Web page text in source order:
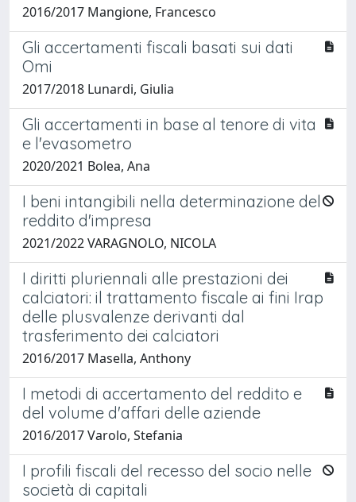
2016/2017 Mangione, Francesco
Gli accertamenti fiscali basati sui dati
Omi
2017/2018 Lunardi, Giulia
Gli accertamenti in base al tenore di vita
e l'evasometro
2020/2021 Bolea, Ana
I beni intangibili nella determinazione del
reddito d'impresa
2021/2022 VARAGNOLO, NICOLA
I diritti pluriennali alle prestazioni dei
calciatori: il trattamento fiscale ai fini Irap
delle plusvalenze derivanti dal
trasferimento dei calciatori
2016/2017 Masella, Anthony
I metodi di accertamento del reddito e
del volume d'affari delle aziende
2016/2017 Varolo, Stefania
I profili fiscali del recesso del socio nelle
società di capitali